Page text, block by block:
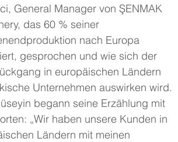
General Manager von ŞENMAK
das 60 % seiner
nach Europa
gesprochen und wie sich der
in europäischen Ländern
Unternehmen auswirken wird.
begann seine Erzählung mit
„Wir haben unsere Kunden in
Ländern mit meinen